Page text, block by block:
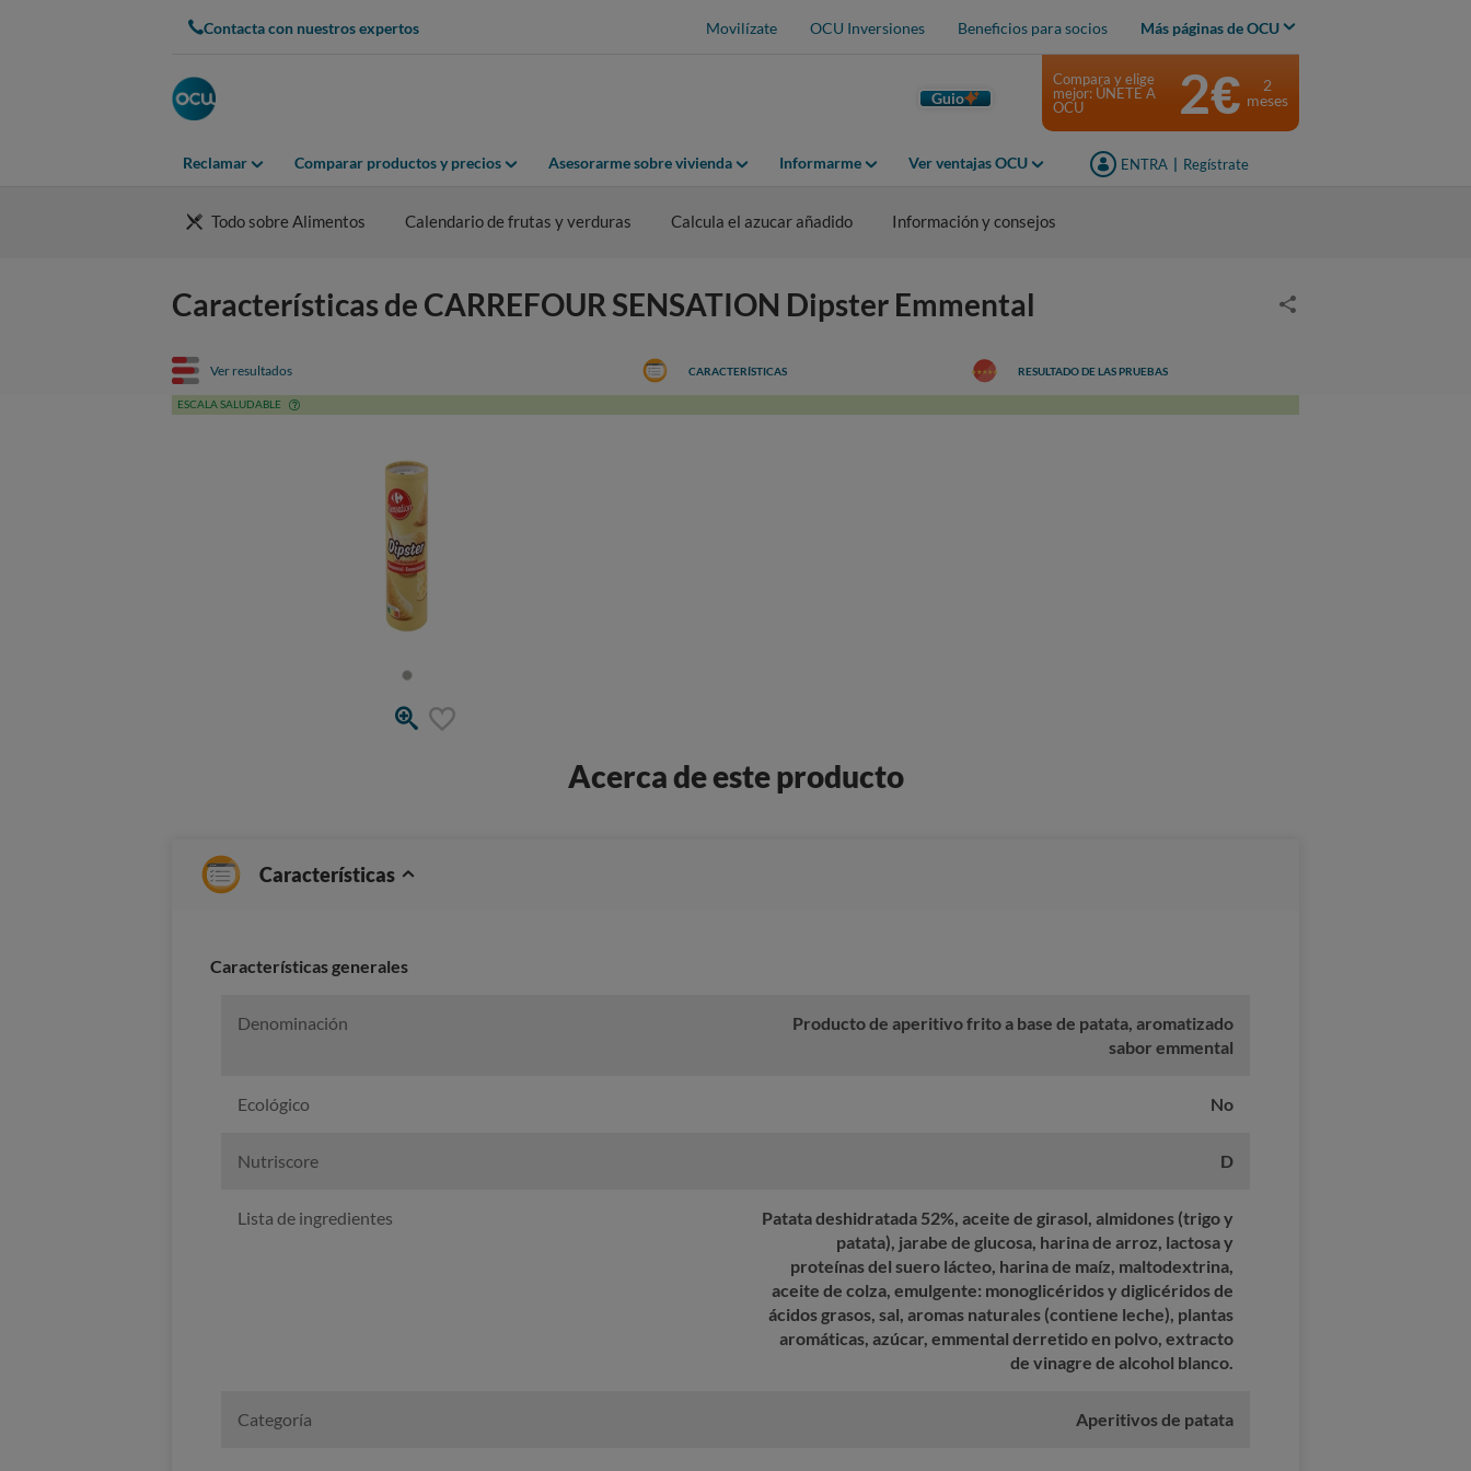
Contacta con nuestros expertos Movilízate OCU Inversiones Beneficios para socios Más páginas de OCU
Guio
Reclamar Comparar productos y precios Asesorarme sobre vivienda Informarme Ver ventajas OCU ENTRA Regístrate
Compara y elige
mejor: ÚNETE A
OCU
2€
2
meses
Todo sobre Alimentos Calendario de frutas y verduras Calcula el azucar añadido Información y consejos
Características de CARREFOUR SENSATION Dipster Emmental
Ver resultados
ESCALA SALUDABLE
CARACTERÍSTICAS RESULTADO DE LAS PRUEBAS
Acerca de este producto
Características
Características generales
Denominación
Producto de aperitivo frito a base de patata, aromatizado
sabor emmental
Ecológico No
Nutriscore D
Lista de ingredientes
Patata deshidratada 52%, aceite de girasol, almidones (trigo y
patata), jarabe de glucosa, harina de arroz, lactosa y
proteínas del suero lácteo, harina de maíz, maltodextrina,
aceite de colza, emulgente: monoglicéridos y diglicéridos de
ácidos grasos, sal, aromas naturales (contiene leche), plantas
aromáticas, azúcar, emmental derretido en polvo, extracto
de vinagre de alcohol blanco.
Categoría Aperitivos de patata